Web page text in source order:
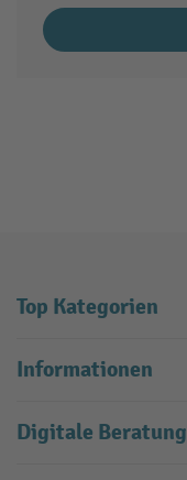
Top Kategorien
Informationen
Digitale Beratung